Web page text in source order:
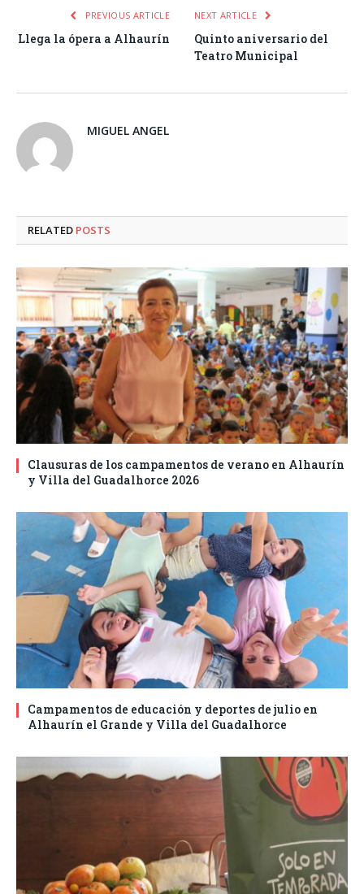
PREVIOUS ARTICLE
Llega la ópera a Alhaurín
NEXT ARTICLE
Quinto aniversario del
Teatro Municipal
MIGUEL ANGEL
RELATED POSTS
Clausuras de los campamentos de verano en Alhaurín
y Villa del Guadalhorce 2026
Campamentos de educación y deportes de julio en
Alhaurín el Grande y Villa del Guadalhorce